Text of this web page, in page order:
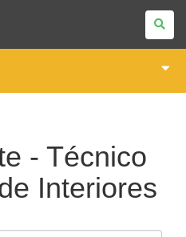
- Técnico
Interiores